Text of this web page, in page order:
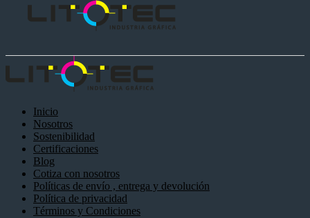
Inicio
Nosotros
Sostenibilidad
Certificaciones
Blog
Cotiza con nosotros
Políticas de envío , entrega y devolución
Política de privacidad
Términos y Condiciones